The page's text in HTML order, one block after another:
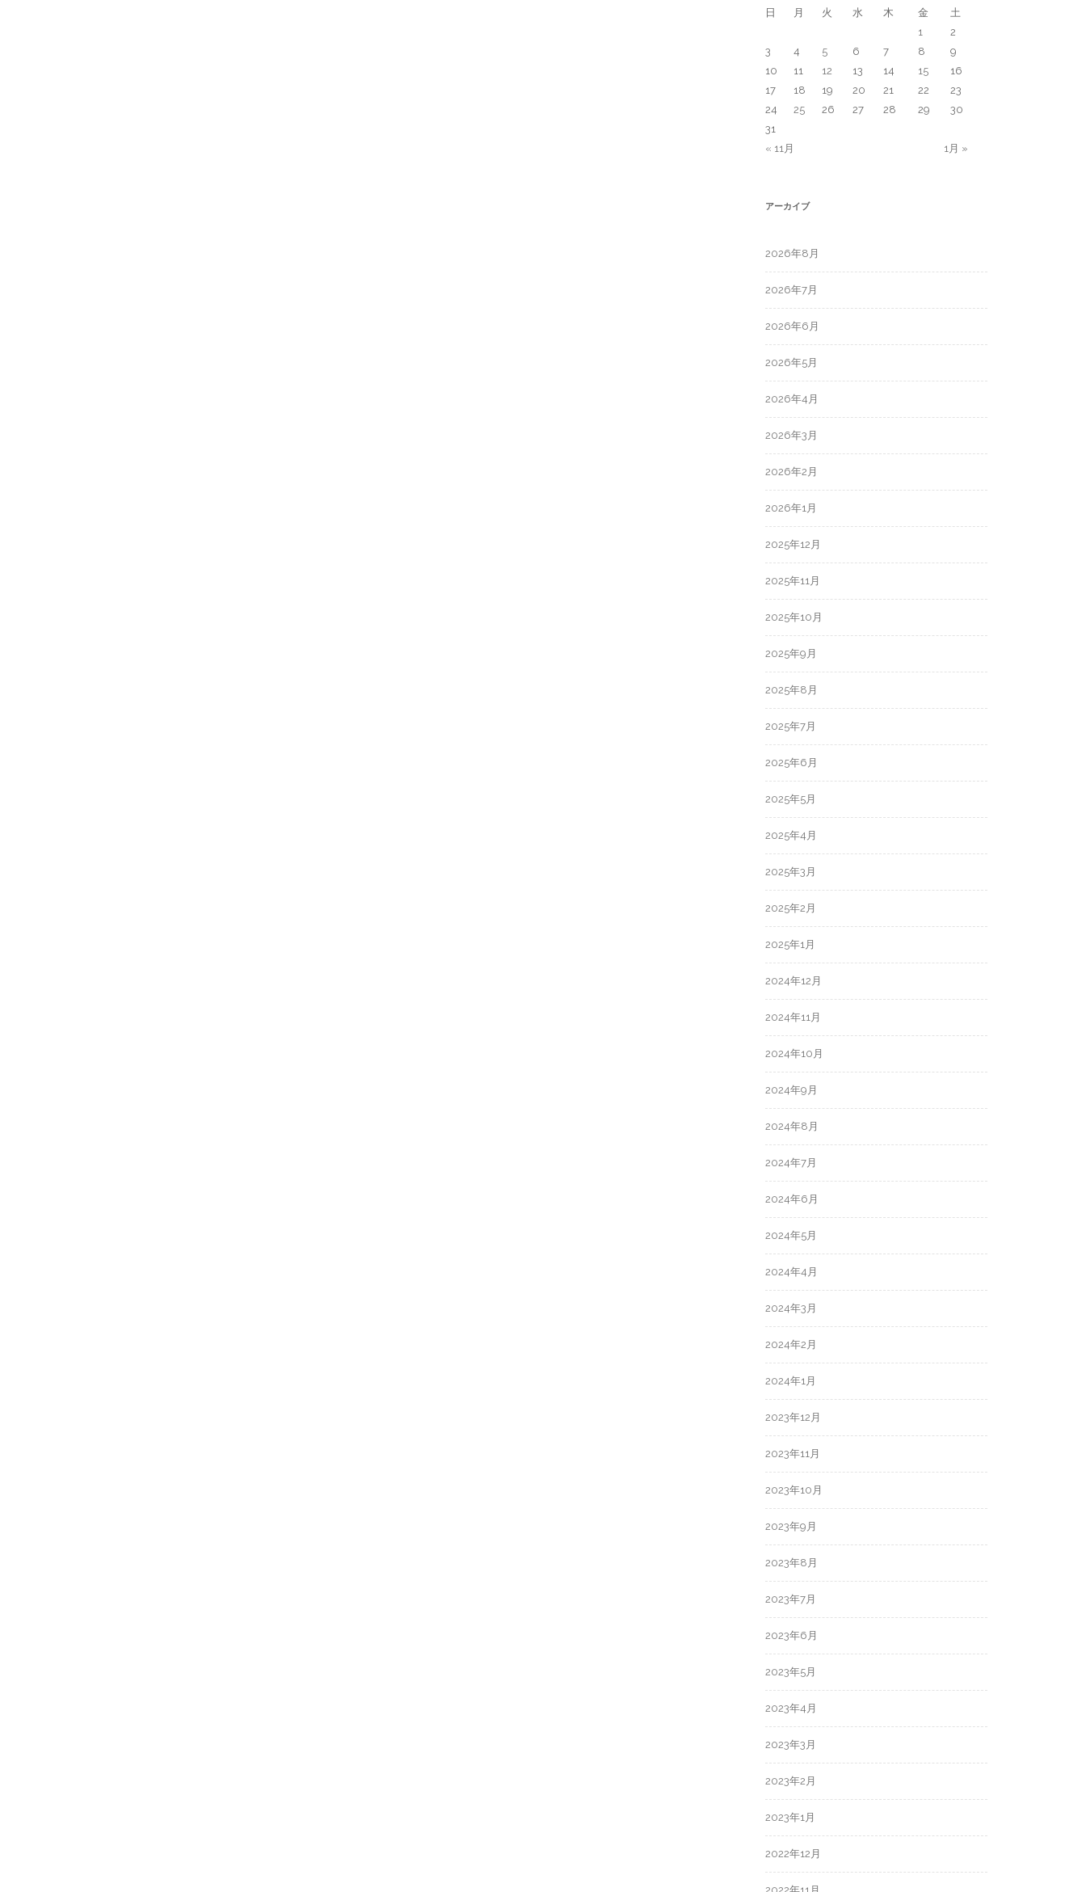
日
月 火 水 木 金 土
« 11月 1月 »
1
2
3
4 5 6 7 8
9
10
11 12 13 14 15
16
17
18 19 20 21 22
23
24
25 26 27 28 29
30
31
アーカイブ
2026年8月
2026年7月
2026年6月
2026年5月
2026年4月
2026年3月
2026年2月
2026年1月
2025年12月
2025年11月
2025年10月
2025年9月
2025年8月
2025年7月
2025年6月
2025年5月
2025年4月
2025年3月
2025年2月
2025年1月
2024年12月
2024年11月
2024年10月
2024年9月
2024年8月
2024年7月
2024年6月
2024年5月
2024年4月
2024年3月
2024年2月
2024年1月
2023年12月
2023年11月
2023年10月
2023年9月
2023年8月
2023年7月
2023年6月
2023年5月
2023年4月
2023年3月
2023年2月
2023年1月
2022年12月